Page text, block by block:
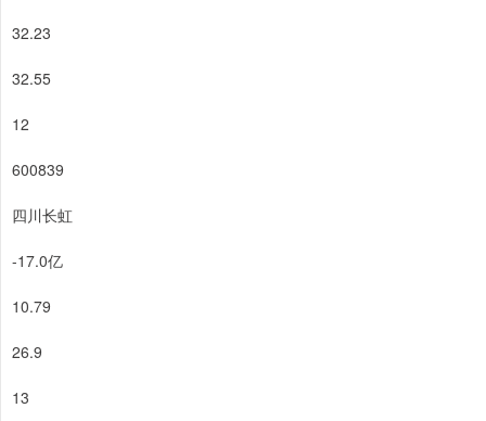
32.23
32.55
12
600839
四川长虹
-17.0亿
10.79
26.9
13